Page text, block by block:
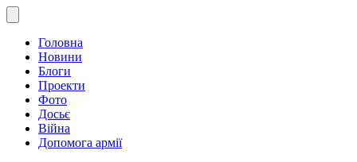
Головна
Новини
Блоги
Проекти
Фото
Досьє
Війна
Допомога армії